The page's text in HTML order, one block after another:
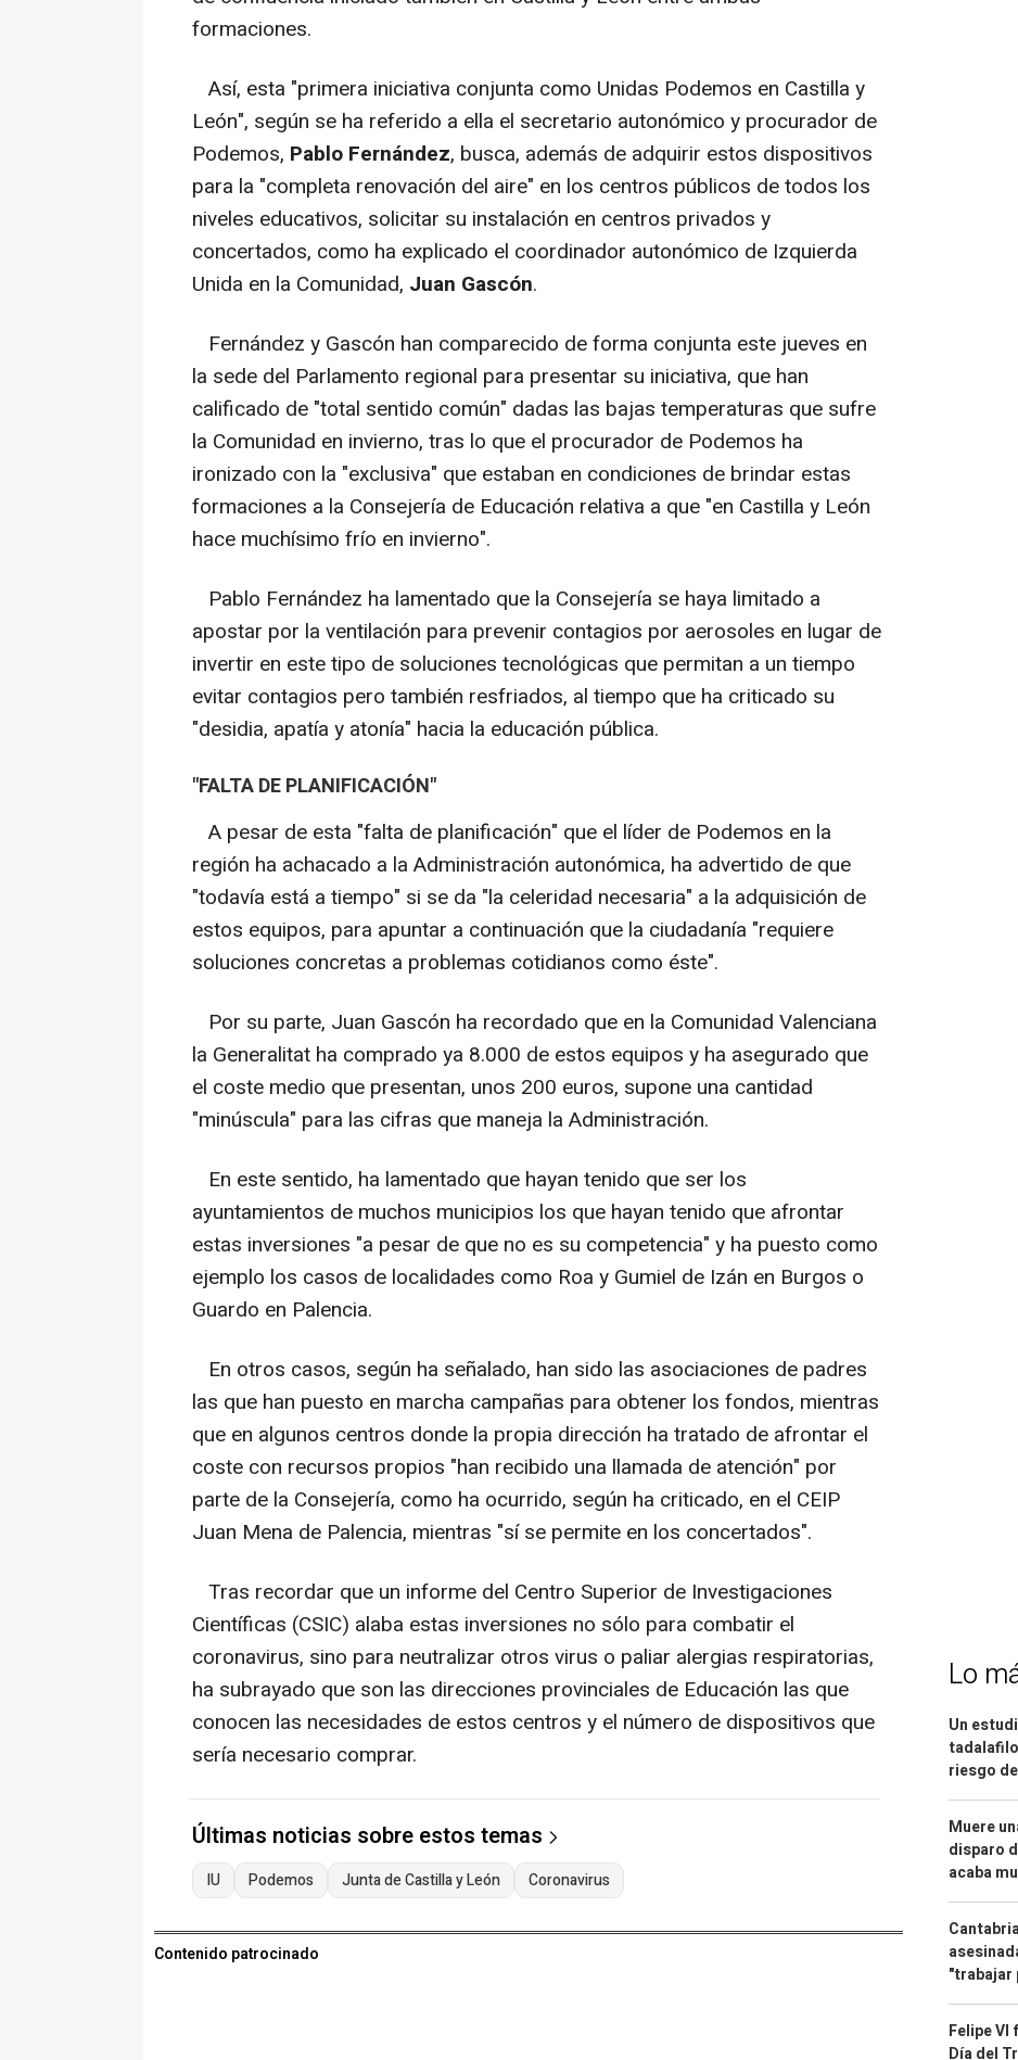
formaciones.
Así, esta "primera iniciativa conjunta como Unidas Podemos en Castilla y
León", según se ha referido a ella el secretario autonómico y procurador de
Podemos, Pablo Fernández, busca, además de adquirir estos dispositivos
para la "completa renovación del aire" en los centros públicos de todos los
niveles educativos, solicitar su instalación en centros privados y
concertados, como ha explicado el coordinador autonómico de Izquierda
Unida en la Comunidad, Juan Gascón.
Fernández y Gascón han comparecido de forma conjunta este jueves en
la sede del Parlamento regional para presentar su iniciativa, que han
calificado de "total sentido común" dadas las bajas temperaturas que sufre
la Comunidad en invierno, tras lo que el procurador de Podemos ha
ironizado con la "exclusiva" que estaban en condiciones de brindar estas
formaciones a la Consejería de Educación relativa a que "en Castilla y León
hace muchísimo frío en invierno".
Pablo Fernández ha lamentado que la Consejería se haya limitado a
apostar por la ventilación para prevenir contagios por aerosoles en lugar de
invertir en este tipo de soluciones tecnológicas que permitan a un tiempo
evitar contagios pero también resfriados, al tiempo que ha criticado su
"desidia, apatía y atonía" hacia la educación pública.
"FALTA DE PLANIFICACIÓN"
A pesar de esta "falta de planificación" que el líder de Podemos en la
región ha achacado a la Administración autonómica, ha advertido de que
"todavía está a tiempo" si se da "la celeridad necesaria" a la adquisición de
estos equipos, para apuntar a continuación que la ciudadanía "requiere
soluciones concretas a problemas cotidianos como éste".
Por su parte, Juan Gascón ha recordado que en la Comunidad Valenciana
la Generalitat ha comprado ya 8.000 de estos equipos y ha asegurado que
el coste medio que presentan, unos 200 euros, supone una cantidad
"minúscula" para las cifras que maneja la Administración.
En este sentido, ha lamentado que hayan tenido que ser los
ayuntamientos de muchos municipios los que hayan tenido que afrontar
estas inversiones "a pesar de que no es su competencia" y ha puesto como
ejemplo los casos de localidades como Roa y Gumiel de Izán en Burgos o
Guardo en Palencia.
En otros casos, según ha señalado, han sido las asociaciones de padres
las que han puesto en marcha campañas para obtener los fondos, mientras
que en algunos centros donde la propia dirección ha tratado de afrontar el
coste con recursos propios "han recibido una llamada de atención" por
parte de la Consejería, como ha ocurrido, según ha criticado, en el CEIP
Juan Mena de Palencia, mientras "sí se permite en los concertados".
Tras recordar que un informe del Centro Superior de Investigaciones
Científicas (CSIC) alaba estas inversiones no sólo para combatir el
coronavirus, sino para neutralizar otros virus o paliar alergias respiratorias,
ha subrayado que son las direcciones provinciales de Educación las que
conocen las necesidades de estos centros y el número de dispositivos que
sería necesario comprar.
Últimas noticias sobre estos temas
IU Podemos Junta de Castilla y León Coronavirus
Contenido patrocinado
Lo
Un
riesgo
Muere
disparo
acaba
"trabajar
Felipe
Día del